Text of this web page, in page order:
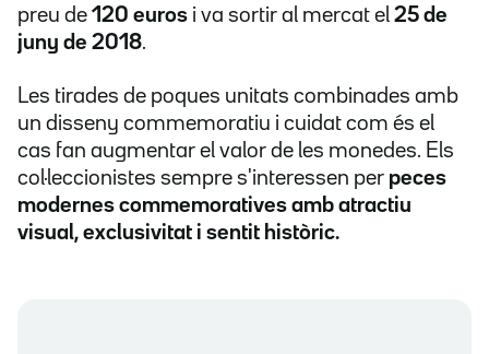
preu de 120 euros i va sortir al mercat el 25 de
juny de 2018.
Les tirades de poques unitats combinades amb
un disseny commemoratiu i cuidat com és el
cas fan augmentar el valor de les monedes. Els
col·leccionistes sempre s'interessen per peces
modernes commemoratives amb atractiu
visual, exclusivitat i sentit històric.